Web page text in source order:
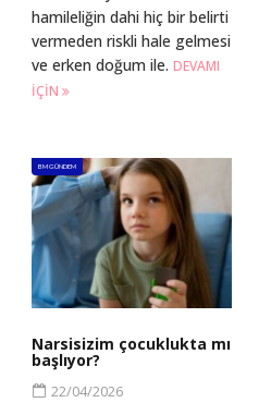
hamileliğin dahi hiç bir belirti
vermeden riskli hale gelmesi
ve erken doğum ile. DEVAMI
IÇIN
BM GÜNDEM
Narsisizim çocuklukta mı
başlıyor?
22/04/2026